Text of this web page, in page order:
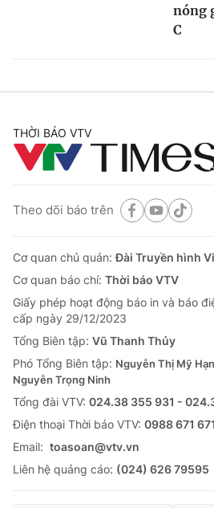
nóng
C
THỜI BÁO VTV
Theo dõi báo trên
Cơ quan chủ quản:Đài Truyền hình
Cơ quan báo chí: Thời báo VTV
Giấy phép hoạt động báo in và báo
cấp ngày 29/12/2023
Tổng Biên tập: Vũ Thanh Thủy
Phó Tổng Biên tập: Nguyễn Thị Mỹ
Nguyễn Trọng Ninh
Tổng đài VTV: 024.38 355 931 -
Ðiện thoại Thời báo VTV: 0988 671 671
Email: toasoan@vtv.vn
Liên hệ quảng cáo: (024) 626 79595